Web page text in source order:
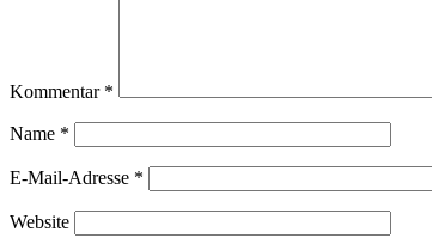
Kommentar *
Name *
E-Mail-Adresse *
Website